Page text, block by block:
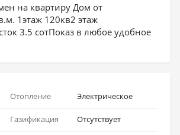
на квартиру Дом от
1этаж 120кв2 этаж
3.5 сотПоказ в любое удобное
Отопление Электрическое
Газификация Отсутствует